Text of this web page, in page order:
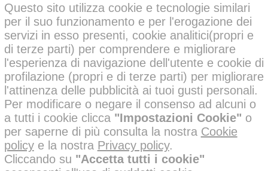
- WhistleBlowing
Parità di Genere
Pagamenti sicuri con carta di credito on-line
Alcune immagini di questo sito possono essere state corrette negli
sfondi o migliorate nelle ambientazioni con l’ausilio di intelligenza
artificiale per finalità creative e illustrative.
Tutti i nostri prodotti presenti nelle foto invece, sono reali e non sono
stati modificati o alterati; inoltre i prodotti a marchio
Questo sito utilizza cookie e tecnologie similari
per il suo funzionamento e per l'erogazione dei
servizi in esso presenti, cookie analitici(propri e
di terze parti) per comprendere e migliorare
l'esperienza di navigazione dell'utente e cookie di
profilazione (propri e di terze parti) per migliorare
l'attinenza delle pubblicità ai tuoi gusti personali.
Per modificare o negare il consenso ad alcuni o
a tutti i cookie clicca "Impostazioni Cookie" o
per saperne di più consulta la nostra Cookie
policye la nostra Privacy policy.
Cliccando su "Accetta tutti i cookie"